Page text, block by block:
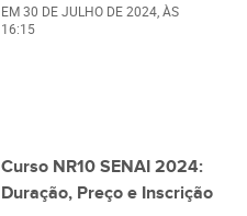
EM30 DE JULHO DE 2024 , ÀS
16:15
Curso NR10 SENAI 2024:
Duração, Preço e Inscrição